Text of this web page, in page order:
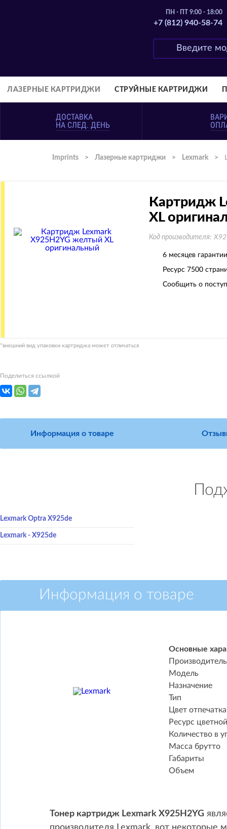
ПН - ПТ 9:00 - 18:00
+7 (812) 940-58-74
ЛАЗЕРНЫЕ КАРТРИДЖИ СТРУЙНЫЕ КАРТРИДЖИ
ДОСТАВКА
НА СЛЕД. ДЕНЬ
Imprints > Лазерные картриджи > Lexmark >
Картридж
XL
Код производителя:
6 месяцев гарантии
Ресурс 7500
Сообщить о
*внешний вид упаковки картриджа может отличаться
Поделиться ссылкой
Информация о товаре
Lexmark Optra X925de
Lexmark - X925de
Информация о товаре
Основные
Производитель
Модель
Назначение
Тип
Цвет отпечатка
Ресурс цветной
Количество в
Масса брутто
Габариты
Объем
Тонер картридж Lexmark X925H2YG